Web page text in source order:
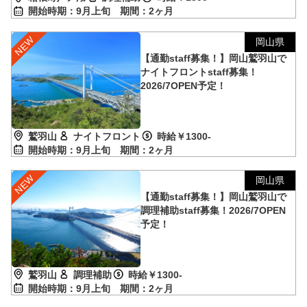
開始時期：9月上旬 期間：2ヶ月
岡山県
【通勤staff募集！】岡山鷲羽山で
ナイトフロントstaff募集！
2026/7OPEN予定！
鷲羽山 ナイトフロント
時給￥1300-
開始時期：9月上旬 期間：2ヶ月
岡山県
【通勤staff募集！】岡山鷲羽山で
調理補助staff募集！2026/7OPEN
予定！
鷲羽山 調理補助
時給￥1300-
開始時期：9月上旬 期間：2ヶ月